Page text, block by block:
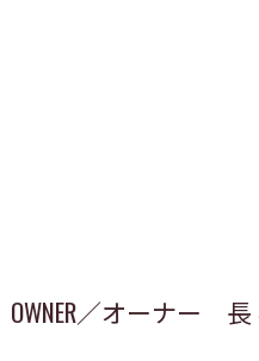
OWNER／オーナー